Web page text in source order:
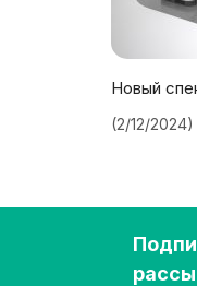
Новый
(2/12/2024)